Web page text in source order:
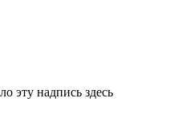
эту надпись здесь